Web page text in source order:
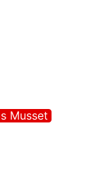
Musset